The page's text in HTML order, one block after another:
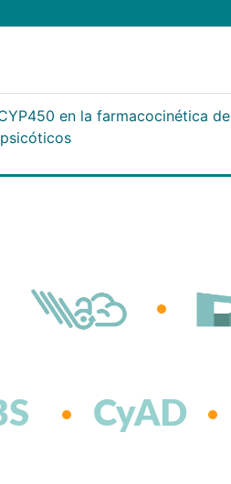
en la farmacocinética de
CyAD